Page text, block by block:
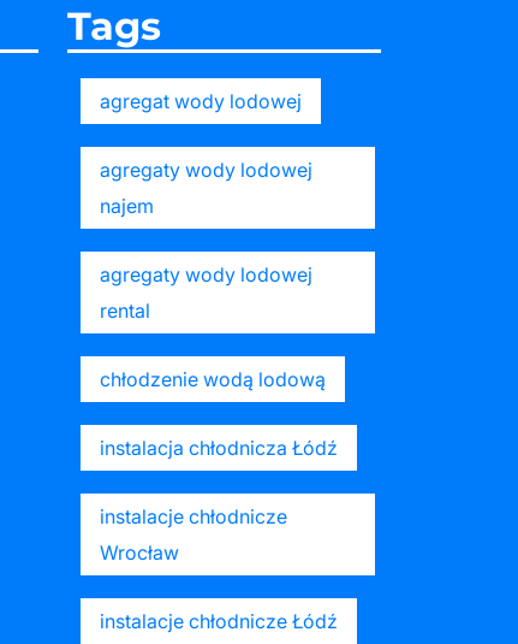
Tags
agregat wody lodowej
agregaty wody lodowej
najem
agregaty wody lodowej
rental
chłodzenie wodą lodową
instalacja chłodnicza Łódź
instalacje chłodnicze
Wrocław
instalacje chłodnicze Łódź